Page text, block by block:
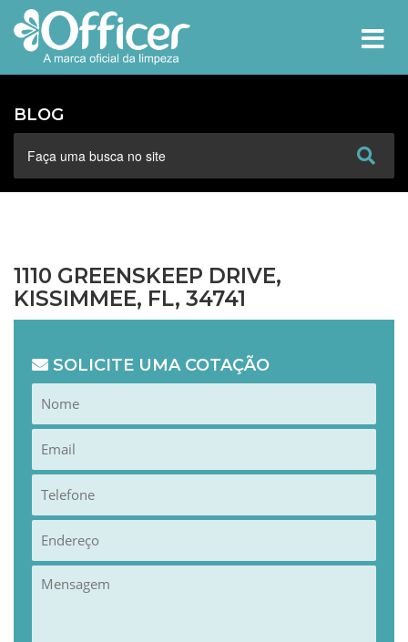
BLOG
1110 GREENSKEEP DRIVE,
KISSIMMEE, FL, 34741
SOLICITE UMA COTAÇÃO